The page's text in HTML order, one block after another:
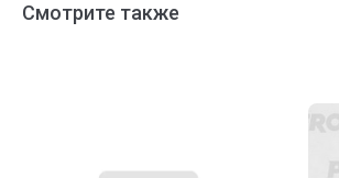
Смотрите также